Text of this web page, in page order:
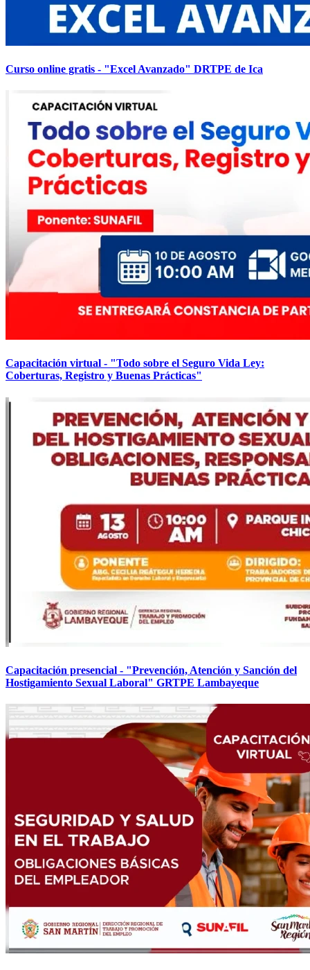
Curso online gratis - "Excel Avanzado" DRTPE de Ica
Capacitación virtual - "Todo sobre el Seguro Vida Ley:
Coberturas, Registro y Buenas Prácticas"
Capacitación presencial - "Prevención, Atención y Sanción del
Hostigamiento Sexual Laboral" GRTPE Lambayeque